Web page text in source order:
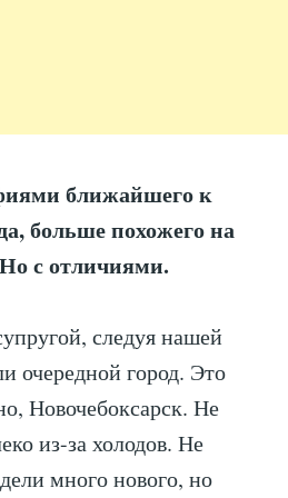
ближайшего к
больше похожего на
с отличиями.
следуя нашей
очередной город. Это
Новочебоксарск. Не
из-за холодов. Не
много нового, но